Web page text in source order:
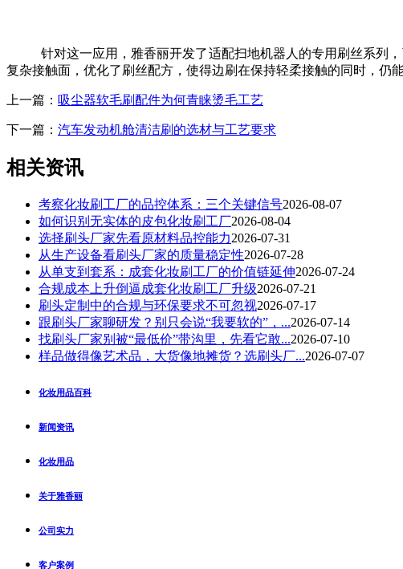
针对这一应用，雅香丽开发了适配扫地机器人的专用刷丝系列
复杂接触面，优化了刷丝配方，使得边刷在保持轻柔接触的同时，仍
上一篇： 吸尘器软毛刷配件为何青睐烫毛工艺
下一篇： 汽车发动机舱清洁刷的选材与工艺要求
相关资讯
考察化妆刷工厂的品控体系：三个关键信号2026-08-07
如何识别无实体的皮包化妆刷工厂2026-08-04
选择刷头厂家先看原材料品控能力2026-07-31
从生产设备看刷头厂家的质量稳定性2026-07-28
从单支到套系：成套化妆刷工厂的价值链延伸2026-07-24
合规成本上升倒逼成套化妆刷工厂升级2026-07-21
刷头定制中的合规与环保要求不可忽视2026-07-17
跟刷头厂家聊研发？别只会说“我要软的”，...2026-07-14
找刷头厂家别被“最低价”带沟里，先看它敢...2026-07-10
样品做得像艺术品，大货像地摊货？选刷头厂...2026-07-07
化妆用品百科
新闻资讯
化妆用品
关于雅香丽
公司实力
客户案例